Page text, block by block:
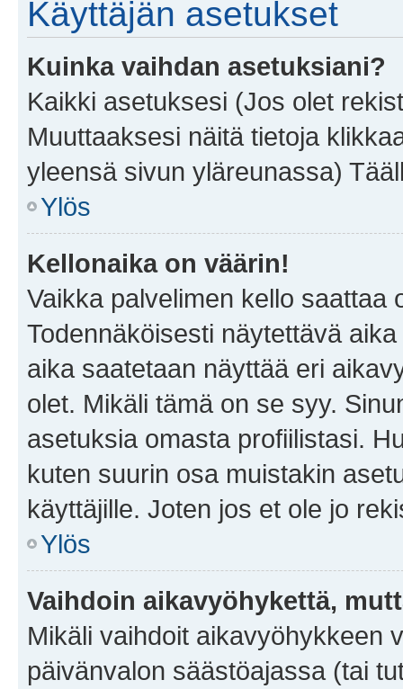
Käyttäjän asetukset
Kuinka vaihdan asetuksiani?
Kaikki asetuksesi (Jos olet
Muuttaaksesi näitä tietoja
yleensä sivun yläreunassa)
Ylös
Kellonaika on väärin!
Vaikka palvelimen kello saattaa
Todennäköisesti näytettävä
aika saatetaan näyttää eri
olet. Mikäli tämä on se syy.
asetuksia omasta profiilistasi.
kuten suurin osa muistakin
käyttäjille. Joten jos et ole jo
Ylös
Vaihdoin aikavyöhykettä,
Mikäli vaihdoit aikavyöhykkeen
päivänvalon säästöajassa (tai